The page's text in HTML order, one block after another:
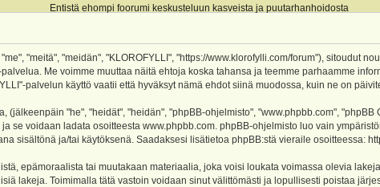
Entistä ehompi foorumi keskusteluun kasveista ja puutarhanhoidosta
"meitä", "meidän", "KLOROFYLLI", "https://www.klorofylli.com/forum"), sitoudut
Me voimme muuttaa näitä ehtoja koska tahansa ja teemme parhaamme
palvelun käyttö vaatii että hyväksyt nämä ehdot siinä muodossa, kuin ne on
(jälkeenpäin "he", "heidät", "heidän", "phpBB-ohjelmisto", "www.phpbb.com", "phpBB
se voidaan ladata osoitteesta www.phpbb.com. phpBB-ohjelmisto luo vain
sisältönä ja/tai käytöksenä. Saadaksesi lisätietoa phpBB:stä vieraile osoitteessa:
epämoraalista tai muutakaan materiaalia, joka voisi loukata voimassa olevia
lakeja. Toimimalla tätä vastoin voidaan sinut välittömästi ja lopullisesti poistaa